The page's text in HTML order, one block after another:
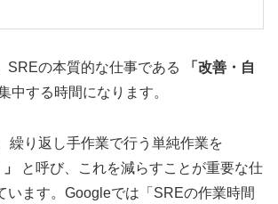
SREの本質的な仕事である
「改善・自
中する時間になります。
繰り返し手作業で行う単純作業を
と呼び、これを減らすことが重要な仕
います。Googleでは「SREの作業時間